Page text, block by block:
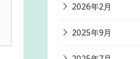
2026年2月
2025年9月